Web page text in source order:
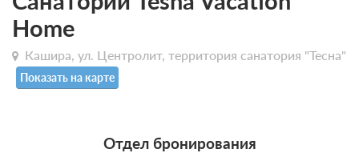
Home
Кашира, ул. Центролит, территория санатория "Тесна"
Показать на карте
Отдел бронирования